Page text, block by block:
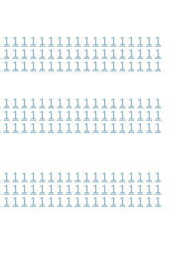
1 1 1 1 1 1 1 1 1 1 1 1 1 1 1 1 1 1
1 1 1 1 1 1 1 1 1 1 1 1 1 1 1 1 1 1
1 1 1 1 1 1 1 1 1 1 1 1 1 1 1 1 1 1
1 1 1 1 1 1 1 1 1 1 1 1 1 1 1 1 1 1
1 1 1 1 1 1 1 1 1 1 1 1 1 1 1 1 1 1
1 1 1 1 1 1 1 1 1 1 1 1 1 1 1 1 1 1
1 1 1 1 1 1 1 1 1 1 1 1 1 1 1 1 1 1
1 1 1 1 1 1 1 1 1 1 1 1 1 1 1 1 1 1
1 1 1 1 1 1 1 1 1 1 1 1 1 1 1 1 1 1